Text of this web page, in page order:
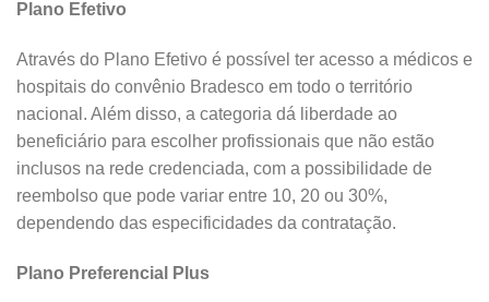
Plano Efetivo
Através do Plano Efetivo é possível ter acesso a médicos e
hospitais do convênio Bradesco em todo o território
nacional. Além disso, a categoria dá liberdade ao
beneficiário para escolher profissionais que não estão
inclusos na rede credenciada, com a possibilidade de
reembolso que pode variar entre 10, 20 ou 30%,
dependendo das especificidades da contratação.
Plano Preferencial Plus